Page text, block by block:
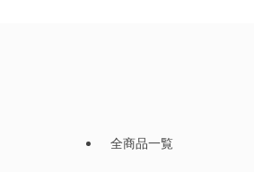
全商品一覧